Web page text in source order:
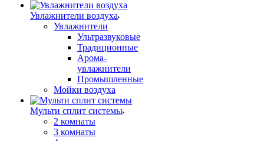
Увлажнители воздуха
Увлажнители
Ультразвуковые
Традиционные
Арома-
увлажнители
Промышленные
Мойки воздуха
Мульти сплит системы
2 комнаты
3 комнаты